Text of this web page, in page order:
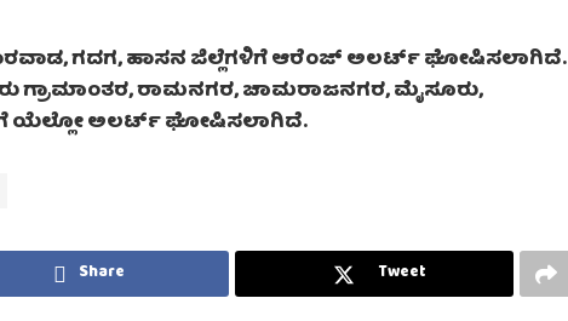
ಗದಗ, ಹಾಸನ ಜಿಲ್ಲೆಗಳಿಗೆ ಆರೆಂಜ್ ಅಲರ್ಟ್ ಘೋಷಿಸಲಾಗಿದೆ.
ಗ್ರಾಮಾಂತರ, ರಾಮನಗರ, ಚಾಮರಾಜನಗರ, ಮೈಸೂರು,
ಯೆಲ್ಲೋ ಅಲರ್ಟ್ ಘೋಷಿಸಲಾಗಿದೆ.
Share Tweet